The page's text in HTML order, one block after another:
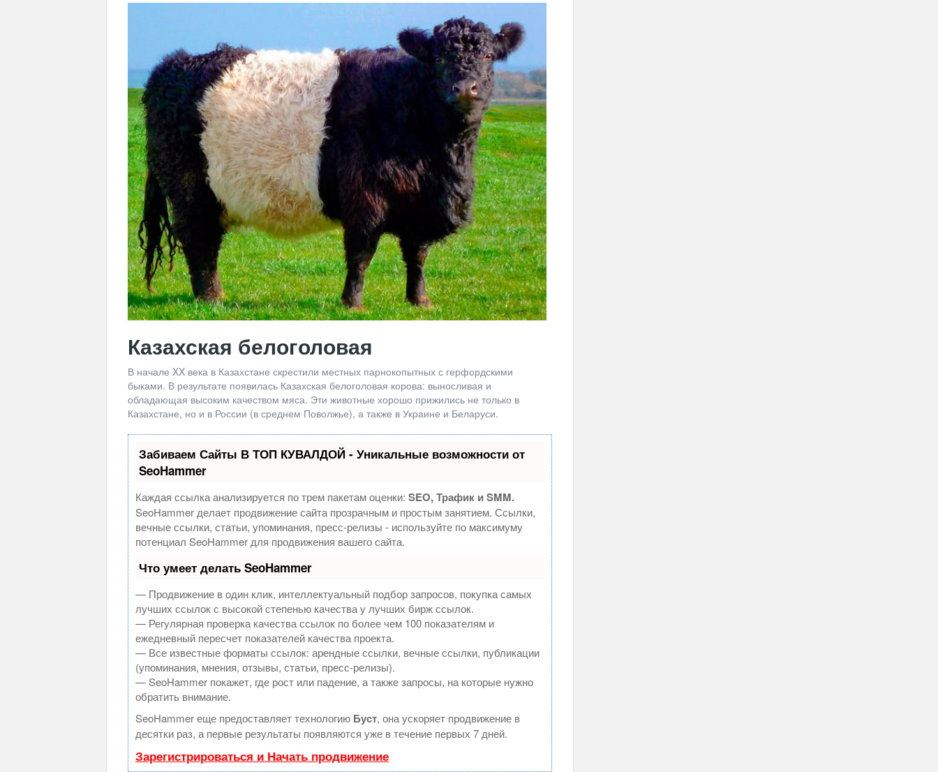
Казахская белоголовая
В начале XX века в Казахстане скрестили местных парнокопытных с герфордскими
быками. В результате появилась Казахская белоголовая корова: выносливая и
обладающая высоким качеством мяса. Эти животные хорошо прижились не только в
Казахстане, но и в России (в среднем Поволжье), а также в Украине и Беларуси.
Забиваем Сайты В ТОП КУВАЛДОЙ - Уникальные возможности от
SeoHammer
Каждая ссылка анализируется по трем пакетам оценки: SEO, Трафик и SMM.
SeoHammer делает продвижение сайта прозрачным и простым занятием. Ссылки,
вечные ссылки, статьи, упоминания, пресс-релизы - используйте по максимуму
потенциал SeoHammer для продвижения вашего сайта.
Что умеет делать SeoHammer
— Продвижение в один клик, интеллектуальный подбор запросов, покупка самых
лучших ссылок с высокой степенью качества у лучших бирж ссылок.
— Регулярная проверка качества ссылок по более чем 100 показателям и
ежедневный пересчет показателей качества проекта.
— Все известные форматы ссылок: арендные ссылки, вечные ссылки, публикации
(упоминания, мнения, отзывы, статьи, пресс-релизы).
— SeoHammer покажет, где рост или падение, а также запросы, на которые нужно
обратить внимание.
SeoHammer еще предоставляет технологию Буст, она ускоряет продвижение в
десятки раз, а первые результаты появляются уже в течение первых 7 дней.
Зарегистрироваться и Начать продвижение